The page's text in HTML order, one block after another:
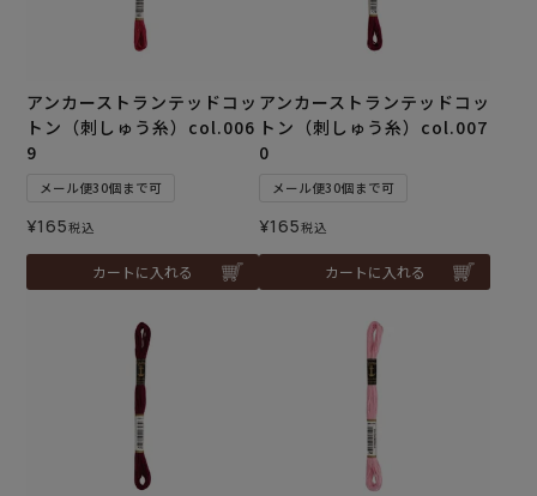
アンカーストランテッドコッ
トン（刺しゅう糸）col.006
9
メール便30個まで可
¥165税込
カートに入れる
アンカーストランテッドコッ
トン（刺しゅう糸）col.007
0
メール便30個まで可
¥165税込
カートに入れる